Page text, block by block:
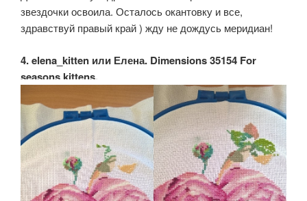
звездочки освоила. Осталось окантовку и все,
здравствуй правый край ) жду не дождусь меридиан!
4. elena_kitten или Елена. Dimensions 35154 For
seasons kittens.